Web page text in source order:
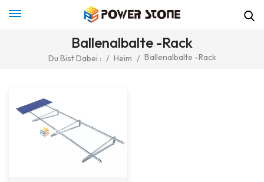
Ballenalbalte -Rack
Du Bist Dabei : / Heim / Ballenalbalte -Rack